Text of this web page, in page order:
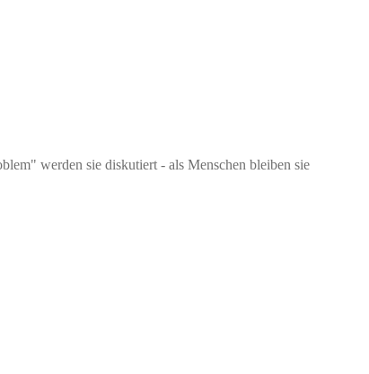
werden sie diskutiert - als Menschen bleiben sie